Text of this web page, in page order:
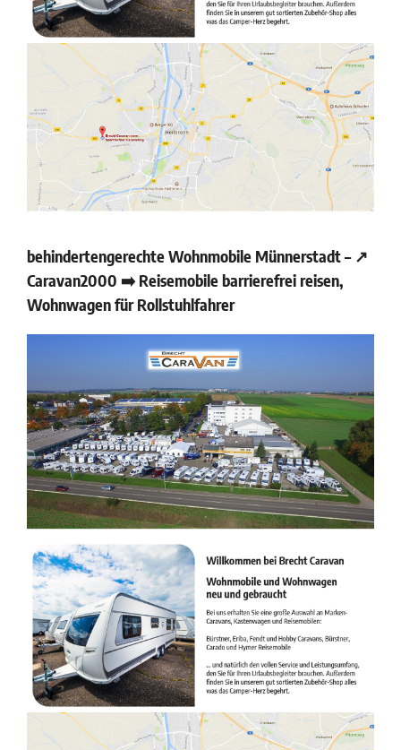
behindertengerechte Wohnmobile Münnerstadt – ↗️
Caravan2000 ➡️ Reisemobile barrierefrei reisen,
Wohnwagen für Rollstuhlfahrer